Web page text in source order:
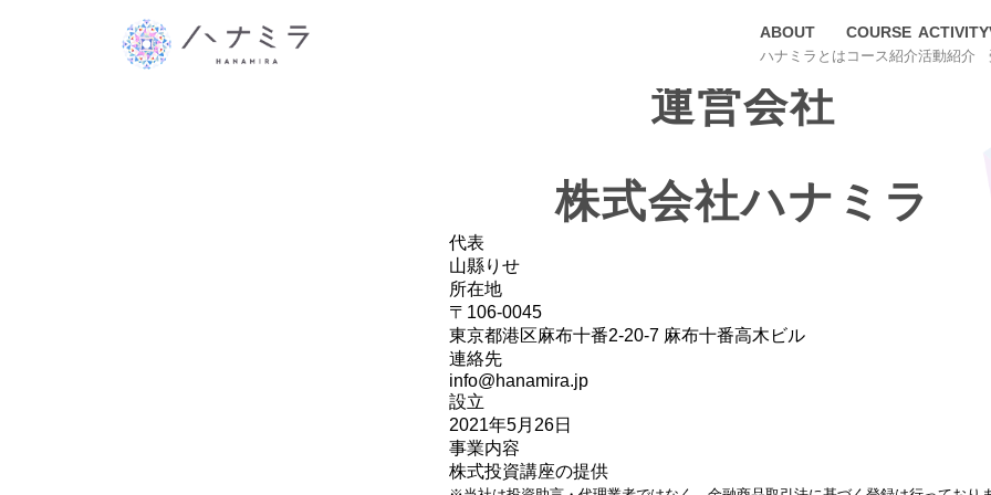
ABOUT
ハナミラとは
COURSE
コース紹介
ACTIVITY
活動紹介
運営会社
株式会社ハナミラ
代表
山縣りせ
所在地
〒106-0045
東京都港区麻布十番2-20-7 麻布十番高木ビル
連絡先
info@hanamira.jp
設立
2021年5月26日
事業内容
株式投資講座の提供